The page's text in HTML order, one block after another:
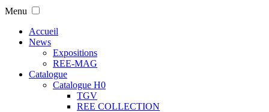
Menu
Accueil
News
Expositions
REE-MAG
Catalogue
Catalogue H0
TGV
REE COLLECTION